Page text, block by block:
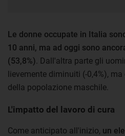
Le donne occupate in Italia
10 anni, ma ad oggi sono
(53,8%) . Dall'altra parte gli
lievemente diminuiti (-0,4%),
della popolazione maschile.
L'impatto del lavoro di cura
Come anticipato all'inizio, un